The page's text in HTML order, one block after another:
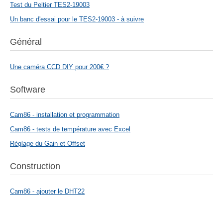
Test du Peltier TES2-19003
Un banc d'essai pour le TES2-19003 - à suivre
Général
Une caméra CCD DIY pour 200€ ?
Software
Cam86 - installation et programmation
Cam86 - tests de température avec Excel
Réglage du Gain et Offset
Construction
Cam86 - ajouter le DHT22